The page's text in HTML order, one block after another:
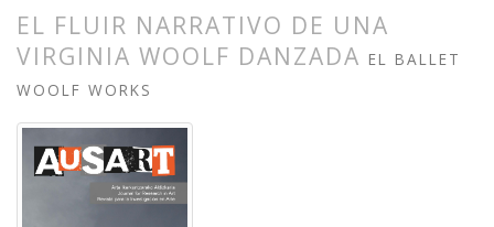
EL FLUIR NARRATIVO DE UNA
VIRGINIA WOOLF DANZADA EL BALLET
WOOLF WORKS